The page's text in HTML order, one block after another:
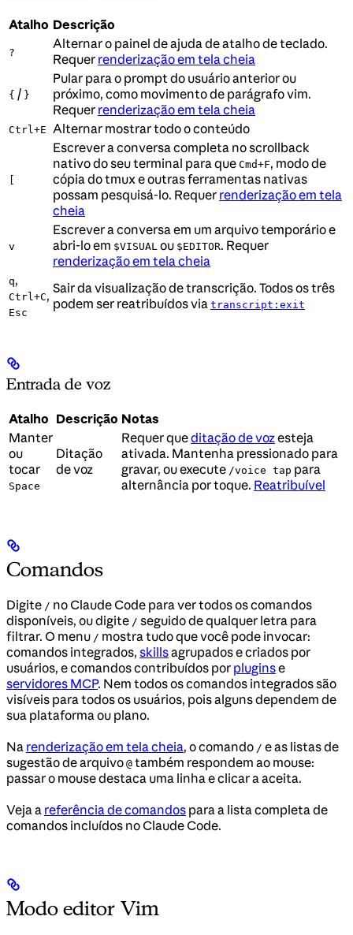
Atalho Descrição
?
Alternar o painel de ajuda de atalho de teclado.
Requer renderização em tela cheia
{ / }
Pular para o prompt do usuário anterior ou
próximo, como movimento de parágrafo vim.
Requer renderização em tela cheia
Ctrl+E Alternar mostrar todo o conteúdo
Escrever a conversa completa no scrollback
nativo do seu terminal para que Cmd+F, modo de
cópia do tmux e outras ferramentas nativas
possam pesquisá-lo. Requer renderização em tela
cheia
v
Escrever a conversa em um arquivo temporário e
abri-lo em $VISUAL ou $EDITOR. Requer
renderização em tela cheia
q,
Ctrl+C,
Esc
Sair da visualização de transcrição. Todos os três
podem ser reatribuídos via transcript:exit
Entrada de voz
Atalho Descrição Notas
Manter
ou
tocar
Space
Ditação
de voz
Requer queditação de vozesteja
ativada. Mantenha pressionado para
gravar, ou execute /voice tap para
alternância por toque. Reatribuível
Comandos
Digite / no Claude Code para ver todos os comandos
disponíveis, ou digite / seguido de qualquer letra para
filtrar. O menu / mostra tudo que você pode invocar:
comandos integrados, skillsagrupados e criados por
usuários, e comandos contribuídos por pluginse
servidores MCP. Nem todos os comandos integrados são
visíveis para todos os usuários, pois alguns dependem de
sua plataforma ou plano.
Na renderização em tela cheia, o comando / e as listas de
sugestão de arquivo @ também respondem ao mouse:
passar o mouse destaca uma linha e clicar a aceita.
Veja a referência de comandos para a lista completa de
comandos incluídos no Claude Code.
Modo editor Vim